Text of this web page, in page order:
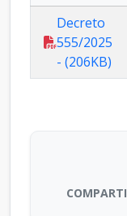
Decreto
555/2025
- (206KB)